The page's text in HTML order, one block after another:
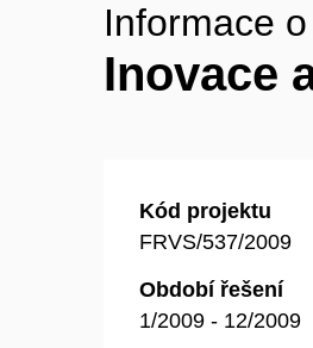
Informace
Inovace
Kód projektu
FRVS/537/2009
Období řešení
1/2009 - 12/2009